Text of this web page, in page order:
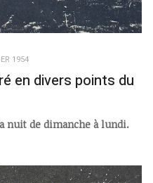
1954
en divers points du
nuit de dimanche à lundi.